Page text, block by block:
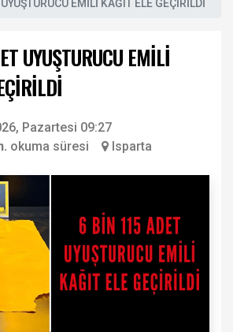
EMİLİ KAĞIT ELE GEÇİRİLDİ
UYUŞTURUCU EMİLİ
Pazartesi 09:27
okuma süresi Isparta